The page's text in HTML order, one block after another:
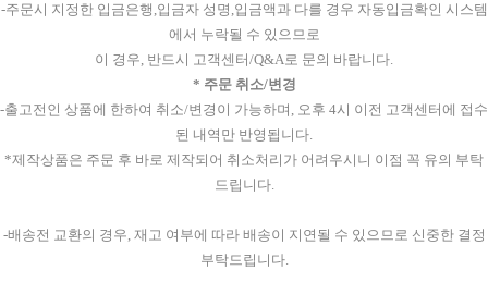
-주문시 지정한 입금은행,입금자 성명,입금액과 다를 경우 자동입금확인 시스템
에서 누락될 수 있으므로
이 경우, 반드시 고객센터/Q&A로 문의 바랍니다.
* 주문 취소/변경
-출고전인 상품에 한하여 취소/변경이 가능하며, 오후 4시 이전 고객센터에 접수
된 내역만 반영됩니다.
*제작상품은 주문 후 바로 제작되어 취소처리가 어려우시니 이점 꼭 유의 부탁
드립니다.
-배송전 교환의 경우, 재고 여부에 따라 배송이 지연될 수 있으므로 신중한 결정
부탁드립니다.